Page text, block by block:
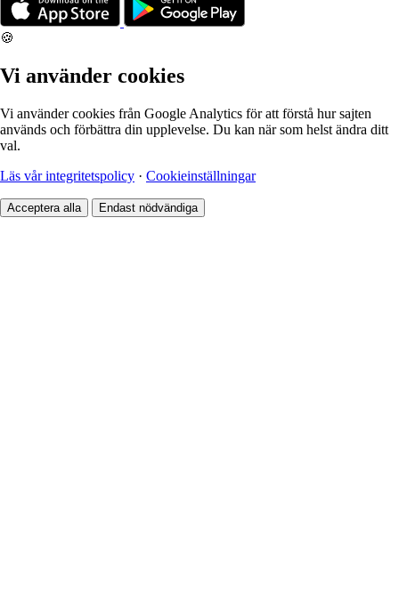
🍪
Vi använder cookies
Vi använder cookies från Google Analytics för att förstå hur sajten
används och förbättra din upplevelse. Du kan när som helst ändra ditt
val.
Läs vår integritetspolicy · Cookieinställningar
Acceptera alla Endast nödvändiga